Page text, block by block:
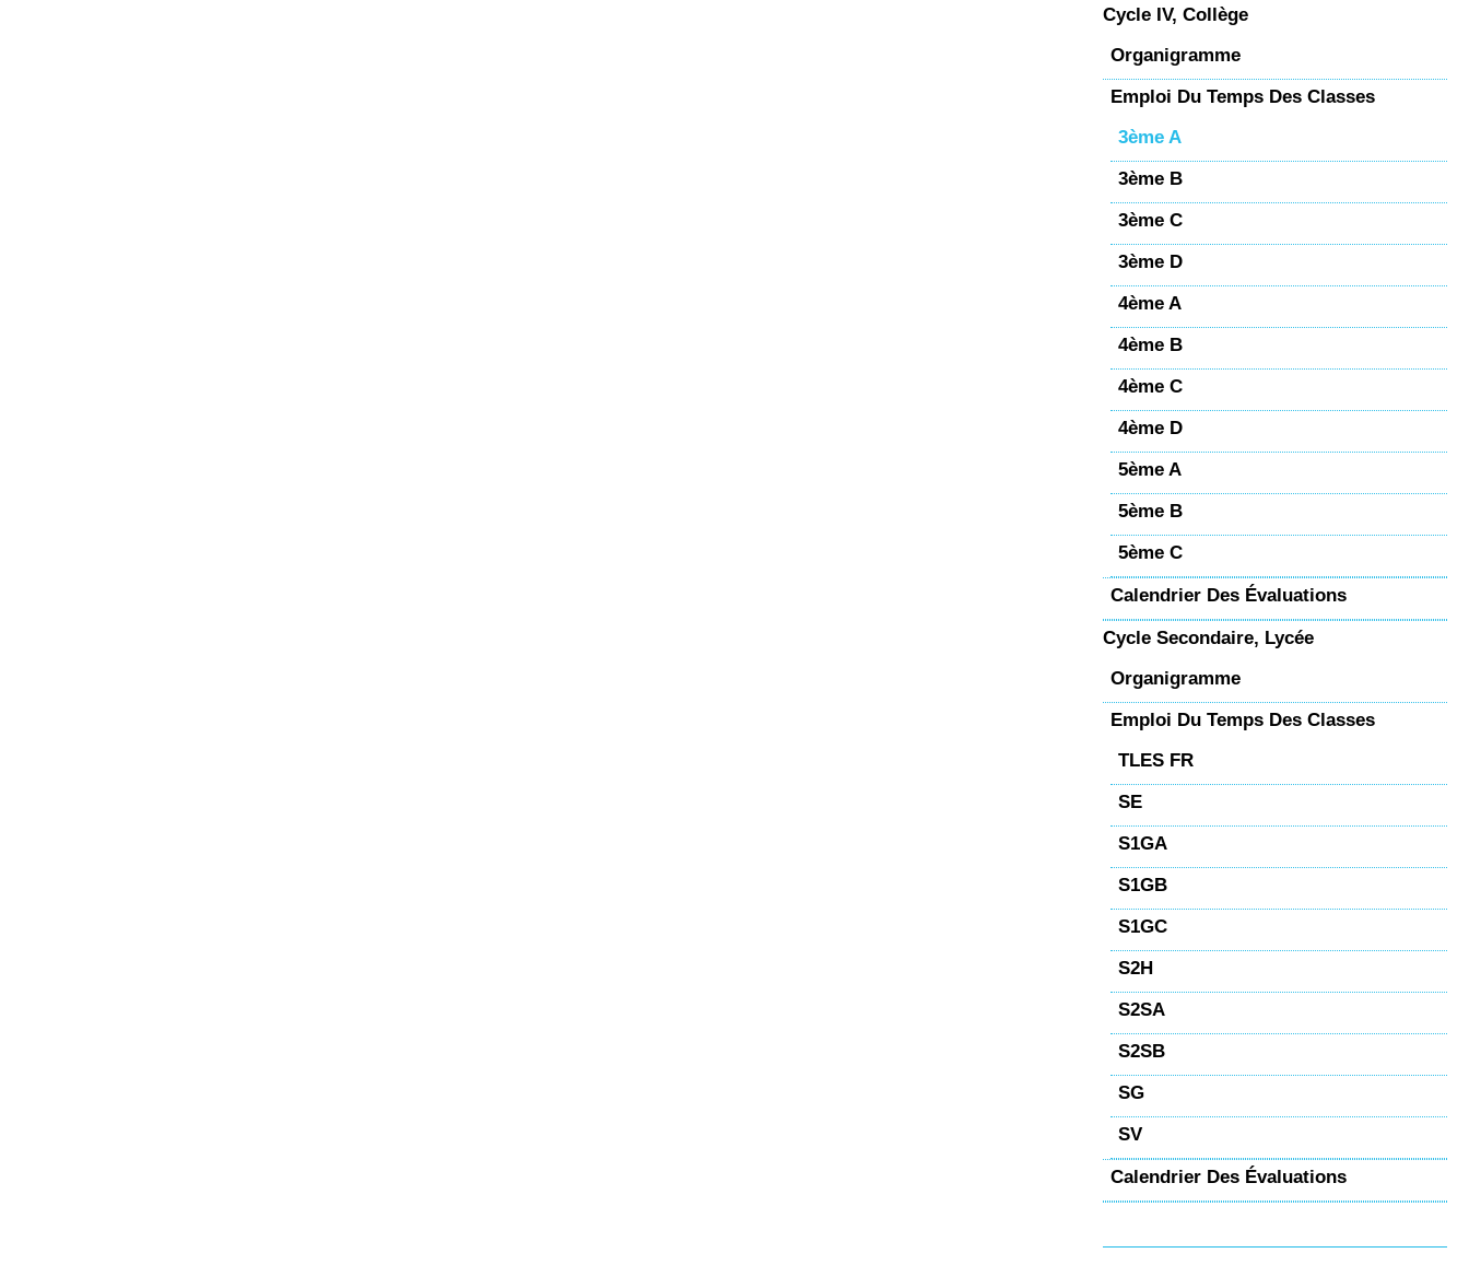
Cycle IV, Collège
Organigramme
Emploi Du Temps Des Classes
3ème A
3ème B
3ème C
3ème D
4ème A
4ème B
4ème C
4ème D
5ème A
5ème B
5ème C
Calendrier Des Évaluations
Cycle Secondaire, Lycée
Organigramme
Emploi Du Temps Des Classes
TLES FR
SE
S1GA
S1GB
S1GC
S2H
S2SA
S2SB
SG
SV
Calendrier Des Évaluations